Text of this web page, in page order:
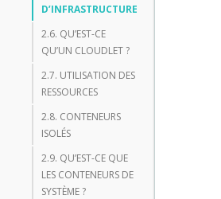
D’INFRASTRUCTURE
2.6. QU’EST-CE
QU’UN CLOUDLET ?
2.7. UTILISATION DES
RESSOURCES
2.8. CONTENEURS
ISOLÉS
2.9. QU’EST-CE QUE
LES CONTENEURS DE
SYSTÈME ?